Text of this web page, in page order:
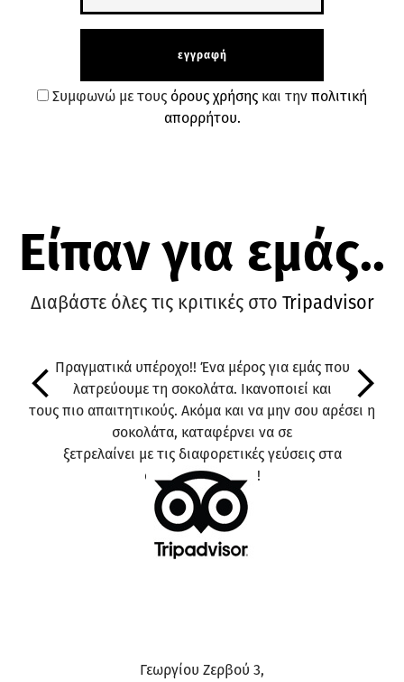
εγγραφή
Συμφωνώ με τους όρους χρήσης και την πολιτική
απορρήτου.
Είπαν για εμάς..
Διαβάστε όλες τις κριτικές στο Tripadvisor
Πραγματικά υπέροχο!! Ένα μέρος για εμάς που
λατρεύουμε τη σοκολάτα. Ικανοποιεί και
τους πιο απαιτητικούς. Ακόμα και να μην σου αρέσει η
σοκολάτα, καταφέρνει να σε
ξετρελαίνει με τις διαφορετικές γεύσεις στα
σοκολατάκια του!!
Previous
Γεωργίου Ζερβού 3,